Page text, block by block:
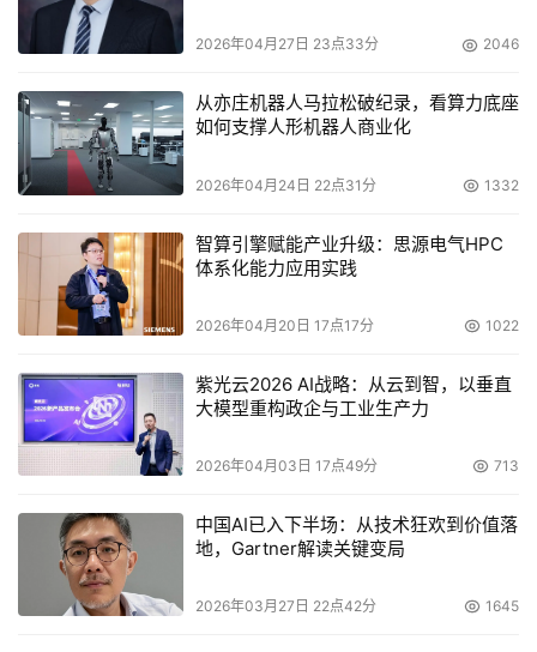
尽管前路仍需解决制造工艺整合、成本控制与市场验证等挑
战，但3D X-DRAM显然是打破当前DRAM密度瓶颈的一次
重要尝试。这不仅是NEO半导体的技术突破，更是整个存储
行业朝向三维化、异构集成和AI时代转型的缩影。
2026年04月27日 23点33分 2046
从亦庄机器人马拉松破纪录，看算力底座
如何支撑人形机器人商业化
2026年04月24日 22点31分 1332
智算引擎赋能产业升级：思源电气HPC
体系化能力应用实践
2026年04月20日 17点17分 1022
紫光云2026 AI战略：从云到智，以垂直
大模型重构政企与工业生产力
2026年04月03日 17点49分 713
中国AI已入下半场：从技术狂欢到价值落
地，Gartner解读关键变局
2026年03月27日 22点42分 1645